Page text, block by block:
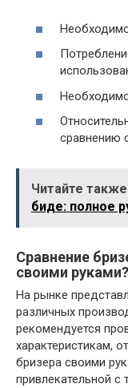
сравнению
Читайте
биде: полное
Сравнение
своими руками?
На рынке
различных
рекомендуется
характеристикам,
бризера своими
привлекательной с